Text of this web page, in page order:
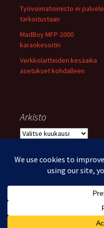
Työvoimatoimisto ei palvele
tarkoitustaan
MadBoy MFP-2000
karaokesoitin
Verkkolaitteiden kesäaika
asetukset kohdalleen
Arkisto
Arkisto